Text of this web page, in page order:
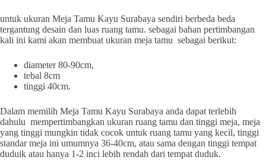
untuk ukuran Meja Tamu Kayu Surabaya sendiri berbeda beda
tergantung desain dan luas ruang tamu. sebagai bahan pertimbangan
kali ini kami akan membuat ukuran meja tamu sebagai berikut:
diameter 80-90cm,
tebal 8cm
tinggi 40cm.
Dalam memilih Meja Tamu Kayu Surabaya anda dapat terlebih
dahulu mempertimbangkan ukuran ruang tamu dan tinggi meja, meja
yang tinggi mungkin tidak cocok untuk ruang tamu yang kecil, tinggi
standar meja ini umumnya 36-40cm, atau sama dengan tinggi tempat
duduik atau hanya 1-2 inci lebih rendah dari tempat duduk.